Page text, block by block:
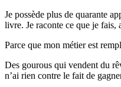
Je possède plus de quarante
livre. Je raconte ce que je fais,
Parce que mon métier est
Des gourous qui vendent du
n’ai rien contre le fait de